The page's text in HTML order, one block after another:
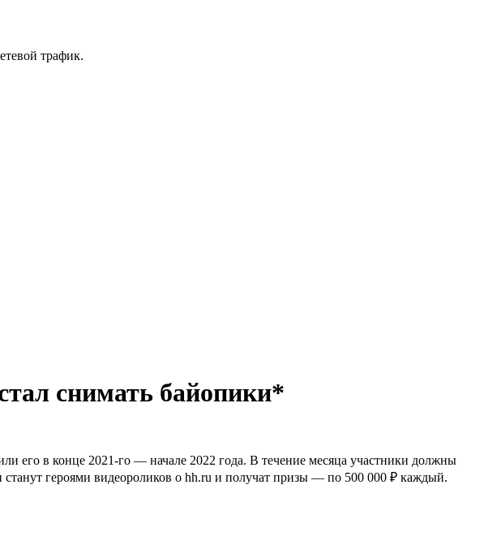
трафик.
снимать байопики*
его в конце 2021-го — начале 2022 года. В течение месяца участники должны
героями видеороликов о hh.ru и получат призы — по 500 000 ₽ каждый.